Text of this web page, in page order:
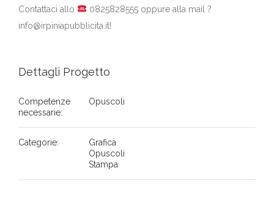
Contattaci allo 0825828555 oppure alla mail ?
info@irpiniapubblicita.it!
Dettagli Progetto
Competenze
necessarie:
Opuscoli
Categorie:
Grafica
Opuscoli
Stampa